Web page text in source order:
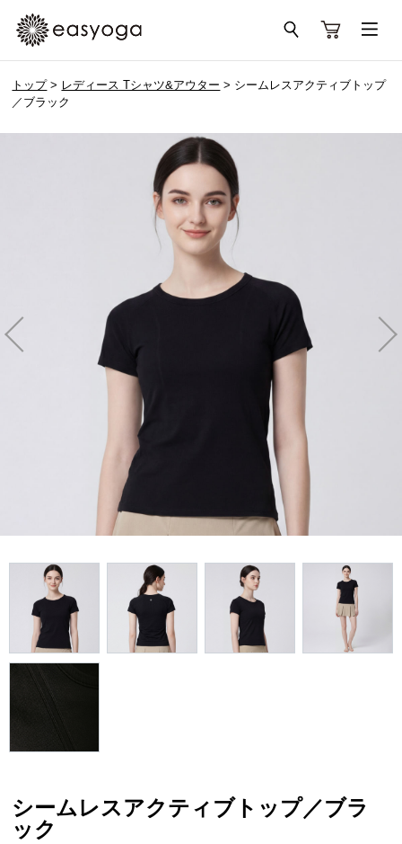
トップ> レディース Tシャツ&アウター > シームレスアクティブトップ
／ブラック
シームレスアクティブトップ／ブラ
ック